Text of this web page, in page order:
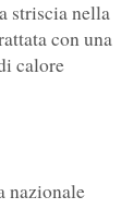
striscia nella
con una
calore
nazionale